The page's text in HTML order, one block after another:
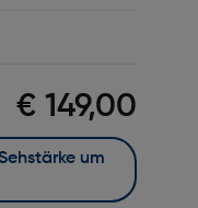
€ 149,00